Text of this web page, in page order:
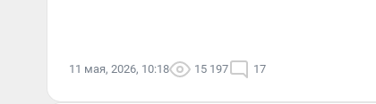
11 мая, 2026, 10:18 15 197 17